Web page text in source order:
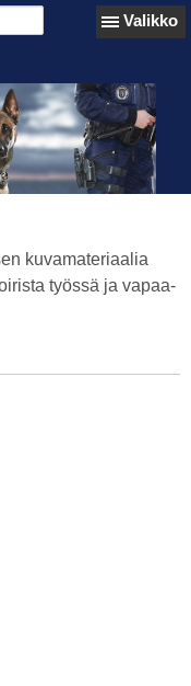
Valikko
kuvamateriaalia
työssä ja vapaa-